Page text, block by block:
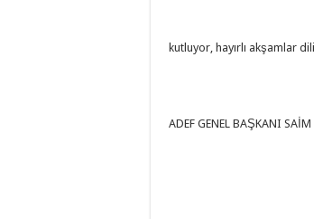
kutluyor, hayırlı akşamlar
ADEF GENEL BAŞKANI SAİM